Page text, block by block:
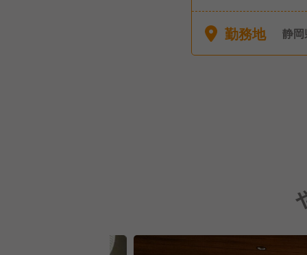
暇 ■
立
勤務地 静